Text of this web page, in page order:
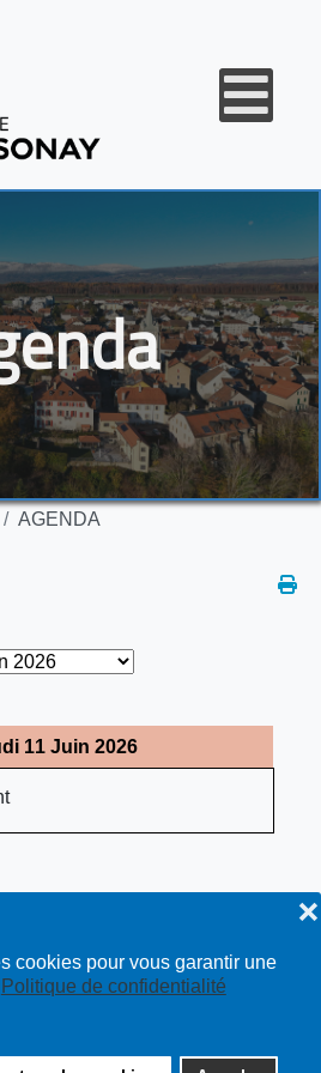
cookies pour vous garantir une
Politique de confidentialité
❌
AGENDA
11 Juin 2026
- tous droits réservés | site :